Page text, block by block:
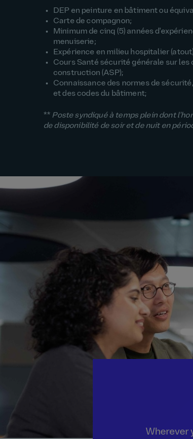
DEP en peinture en bâtiment ou
Carte de compagnon;
Minimum de cinq (5) années
menuiserie;
Expérience en milieu hospitalier
Cours Santé sécurité générale sur les
construction (ASP);
Connaissance des normes de
et des codes du bâtiment;
** Poste syndiqué à temps plein dont
de disponibilité de soir et de nuit en
Wherever